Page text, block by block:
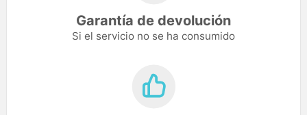
Garantía de devolución
Si el servicio no se ha consumido